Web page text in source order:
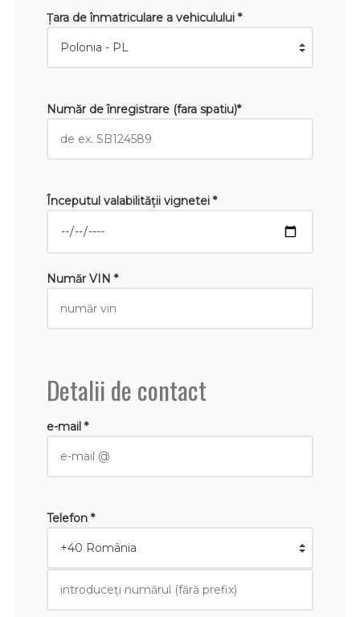
Țara de înmatriculare a vehiculului *
Număr de înregistrare (fara spatiu)*
Începutul valabilităţii vignetei *
Număr VIN *
Detalii de contact
e-mail *
Telefon *